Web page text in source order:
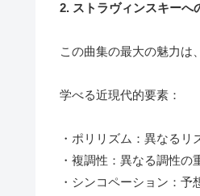
2. ストラヴィンスキーへ
この曲集の最大の魅力は
学べる近現代的要素：
・ポリリズム：異なるリ
・複調性：異なる調性の
・シンコペーション：予